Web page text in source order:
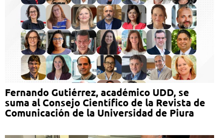
Fernando Gutiérrez, académico UDD, se
suma al Consejo Científico de la Revista de
Comunicación de la Universidad de Piura